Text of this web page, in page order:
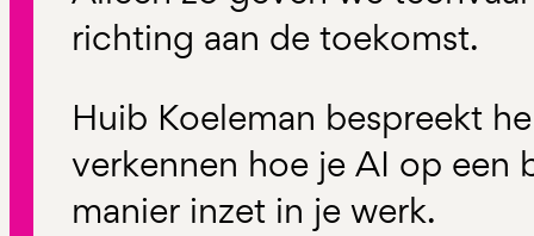
richting aan de toekomst.
Huib Koeleman bespreekt
verkennen hoe je AI op een
manier inzet in je werk.